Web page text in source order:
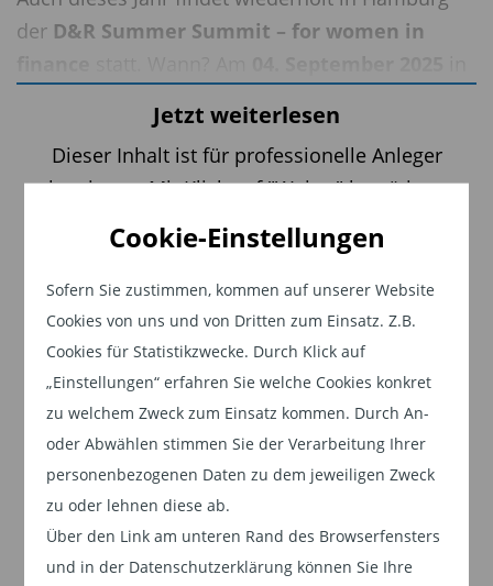
Cookie-Einstellungen
Sofern Sie zustimmen, kommen auf unserer Website
Cookies von uns und von Dritten zum Einsatz. Z.B.
Cookies für Statistikzwecke. Durch Klick auf
„Einstellungen“ erfahren Sie welche Cookies konkret
zu welchem Zweck zum Einsatz kommen. Durch An-
oder Abwählen stimmen Sie der Verarbeitung Ihrer
personenbezogenen Daten zu dem jeweiligen Zweck
zu oder lehnen diese ab.
Über den Link am unteren Rand des Browserfensters
und in der Datenschutzerklärung können Sie Ihre
der D&R Summer Summit – for women in
Ballindamm 27 in Hamburg. Neben
inspirierenden Gesprächen, Networking, kühlen
auch für anregende Impulse und gute Musik.
Das Line-Up für Sie, von uns:
15:30 Uhr Einlass
16:00 Uhr Begrüßungdurch Terry Olbrich, Bankhaus
DONNER & REUSCHEL
16:15 Uhr Impulsvortragvon Carsten Mumm und
Nevin Celikel, Bankhaus DONNER & REUSCHEL:
globaler Machtverschiebungen"
16:45 Uhr Break
Jetzt weiterlesen
Dieser Inhalt ist für professionelle Anleger
bestimmt. Mit Klick auf "Weiter" bestätigen
und stimmen unsererDatenschutzerklärung
zu.
Weiter